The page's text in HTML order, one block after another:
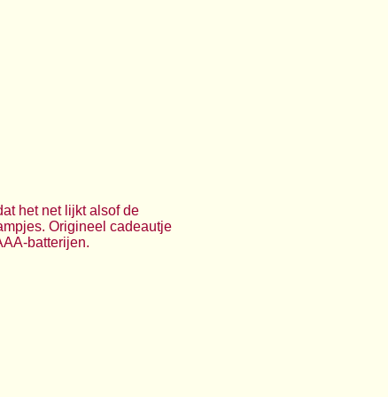
het net lijkt alsof de
Origineel cadeautje
batterijen.